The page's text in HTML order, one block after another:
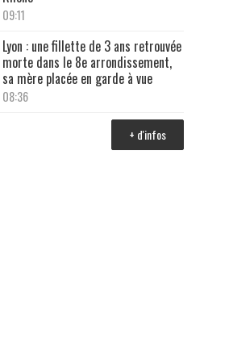
09:11
Lyon : une fillette de 3 ans retrouvée
morte dans le 8e arrondissement,
sa mère placée en garde à vue
08:36
+ d'infos